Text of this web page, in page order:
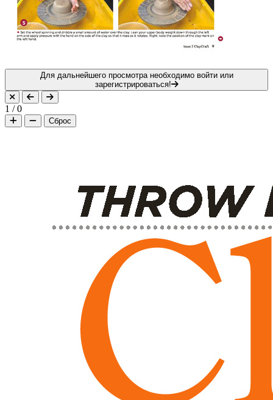
Для дальнейшего просмотра необходимо войти или
зарегистрироваться!
1 /0
Сброс